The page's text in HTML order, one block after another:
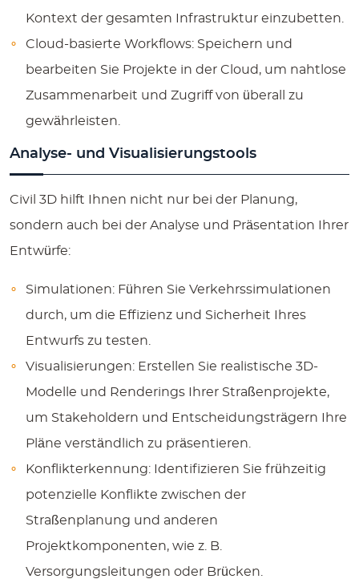
Kontext der gesamten Infrastruktur einzubetten.
Cloud-basierte Workflows: Speichern und
bearbeiten Sie Projekte in der Cloud, um nahtlose
Zusammenarbeit und Zugriff von überall zu
gewährleisten.
Analyse- und Visualisierungstools
Civil 3D hilft Ihnen nicht nur bei der Planung,
sondern auch bei der Analyse und Präsentation Ihrer
Entwürfe:
Simulationen: Führen Sie Verkehrssimulationen
durch, um die Effizienz und Sicherheit Ihres
Entwurfs zu testen.
Visualisierungen: Erstellen Sie realistische 3D-
Modelle und Renderings Ihrer Straßenprojekte,
um Stakeholdern und Entscheidungsträgern Ihre
Pläne verständlich zu präsentieren.
Konflikterkennung: Identifizieren Sie frühzeitig
potenzielle Konflikte zwischen der
Straßenplanung und anderen
Projektkomponenten, wie z. B.
Versorgungsleitungen oder Brücken.